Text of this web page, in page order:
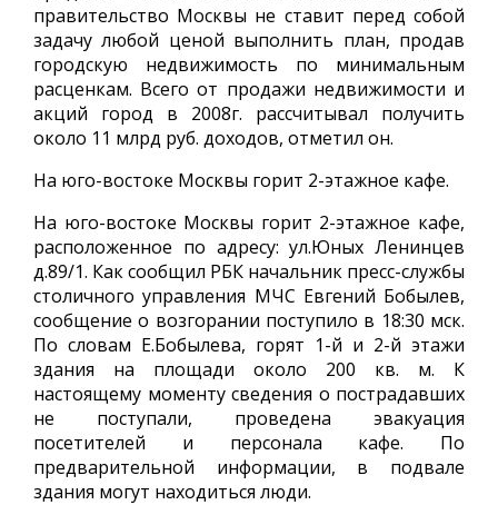
правительство Москвы не ставит перед собой
задачу любой ценой выполнить план, продав
городскую недвижимость по минимальным
расценкам. Всего от продажи недвижимости и
акций город в 2008г. рассчитывал получить
около 11 млрд руб. доходов, отметил он.
На юго-востоке Москвы горит 2-этажное кафе.
На юго-востоке Москвы горит 2-этажное кафе,
расположенное по адресу: ул.Юных Ленинцев
д.89/1. Как сообщил РБК начальник пресс-службы
столичного управления МЧС Евгений Бобылев,
сообщение о возгорании поступило в 18:30 мск.
По словам Е.Бобылева, горят 1-й и 2-й этажи
здания на площади около 200 кв. м. К
настоящему моменту сведения о пострадавших
не поступали, проведена эвакуация
посетителей и персонала кафе. По
предварительной информации, в подвале
здания могут находиться люди.